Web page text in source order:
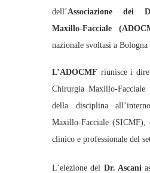
dell’Associazione dei
Maxillo‑Facciale
nazionale svoltasi a
L’ADOCMF riunisce i
Chirurgia Maxillo‑Facciale
della disciplina
Maxillo‑Facciale (SICMF),
clinico e professionale del
L’elezione del Dr. Ascani